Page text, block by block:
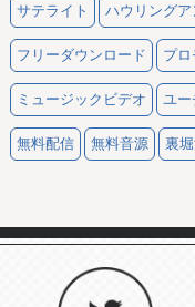
サテライト ハウリング
フリーダウンロード プ
ミュージックビデオ ユー
無料配信 無料音源 裏